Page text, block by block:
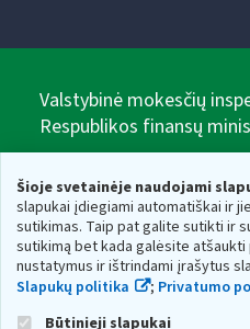
Šioje svetainėje naudojami
slapukai įdiegiami automatiškai ir
sutikimas. Taip pat galite sutikti ir
sutikimą bet kada galėsite
nustatymus ir ištrindami įrašytus
Slapukų politika
; Privatumo
Būtinieji slapukai
Valstybinė mokesčių
Respublikos finansų
adresas: Vasario 16-osios g. 14,
vmi@vmi.lt, E. pristatymo dėžutės
Duomenys apie Valstybinę
Respublikos finansų ministerijos
asmenų registre